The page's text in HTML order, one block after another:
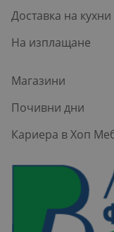
Доставка на кухни
На изплащане
Магазини
Почивни дни
Кариера в Хоп